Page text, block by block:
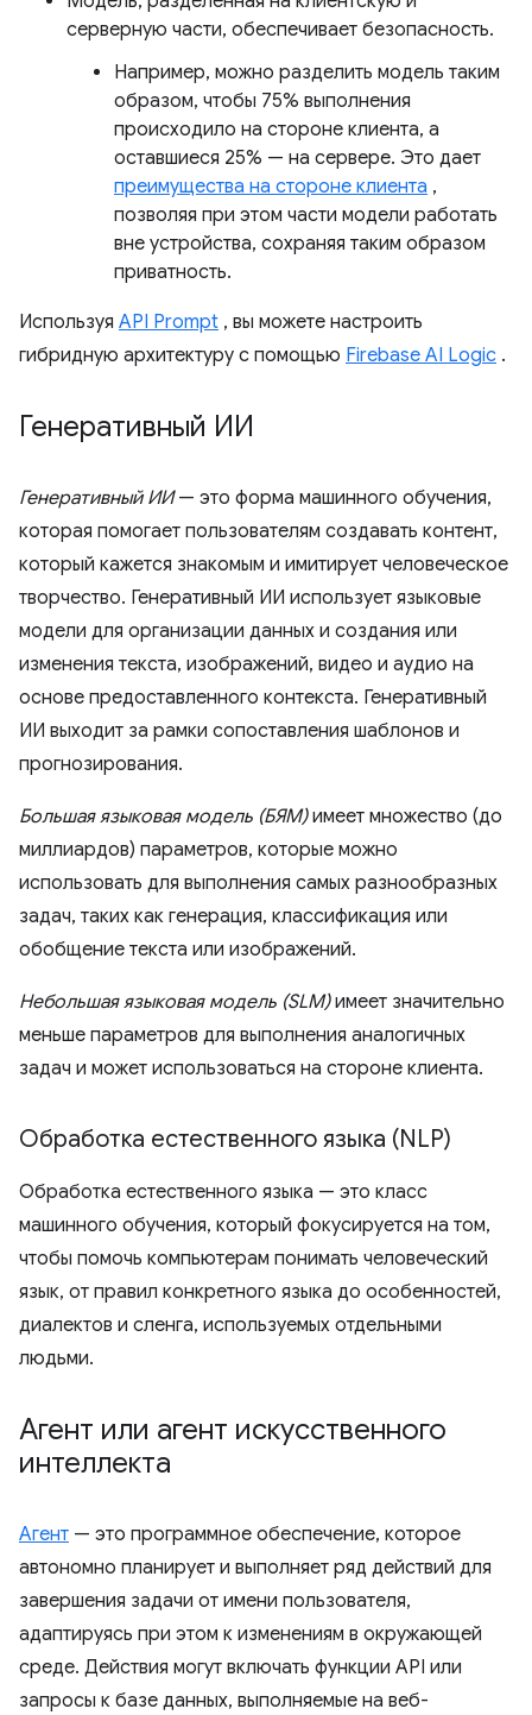
серверную части, обеспечивает безопасность.
Например, можно разделить модель таким
образом, чтобы 75% выполнения
происходило на стороне клиента, а
оставшиеся 25% — на сервере. Это дает
преимущества на стороне клиента ,
позволяя при этом части модели работать
вне устройства, сохраняя таким образом
приватность.
Используя API Prompt , вы можете настроить
гибридную архитектуру с помощью Firebase AI Logic .
Генеративный ИИ
Генеративный ИИ— это форма машинного обучения,
которая помогает пользователям создавать контент,
который кажется знакомым и имитирует человеческое
творчество. Генеративный ИИ использует языковые
модели для организации данных и создания или
изменения текста, изображений, видео и аудио на
основе предоставленного контекста. Генеративный
ИИ выходит за рамки сопоставления шаблонов и
прогнозирования.
Большая языковая модель (БЯМ)имеет множество (до
миллиардов) параметров, которые можно
использовать для выполнения самых разнообразных
задач, таких как генерация, классификация или
обобщение текста или изображений.
Небольшая языковая модель (SLM)имеет значительно
меньше параметров для выполнения аналогичных
задач и может использоваться на стороне клиента.
Обработка естественного языка (NLP)
Обработка естественного языка — это класс
машинного обучения, который фокусируется на том,
чтобы помочь компьютерам понимать человеческий
язык, от правил конкретного языка до особенностей,
диалектов и сленга, используемых отдельными
людьми.
Агент или агент искусственного
интеллекта
Агент — это программное обеспечение, которое
автономно планирует и выполняет ряд действий для
завершения задачи от имени пользователя,
адаптируясь при этом к изменениям в окружающей
среде. Действия могут включать функции API или
запросы к базе данных, выполняемые на веб-